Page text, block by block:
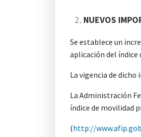
NUEVOS
Se establece un
aplicación del índice
La vigencia de
La Administración
índice de movilidad
(http://